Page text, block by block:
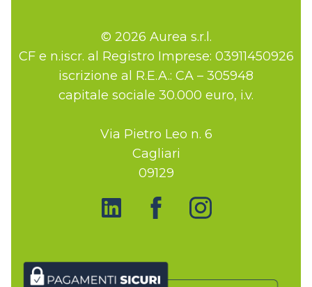
© 2026 Aurea s.r.l.
CF e n.iscr. al Registro Imprese: 03911450926
iscrizione al R.E.A.: CA – 305948
capitale sociale 30.000 euro, i.v.
Via Pietro Leo n. 6
Cagliari
09129